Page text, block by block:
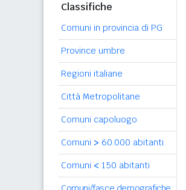
Classifiche
Comuni in provincia di PG
Province umbre
Regioni italiane
Città Metropolitane
Comuni capoluogo
Comuni > 60.000 abitanti
Comuni < 150 abitanti